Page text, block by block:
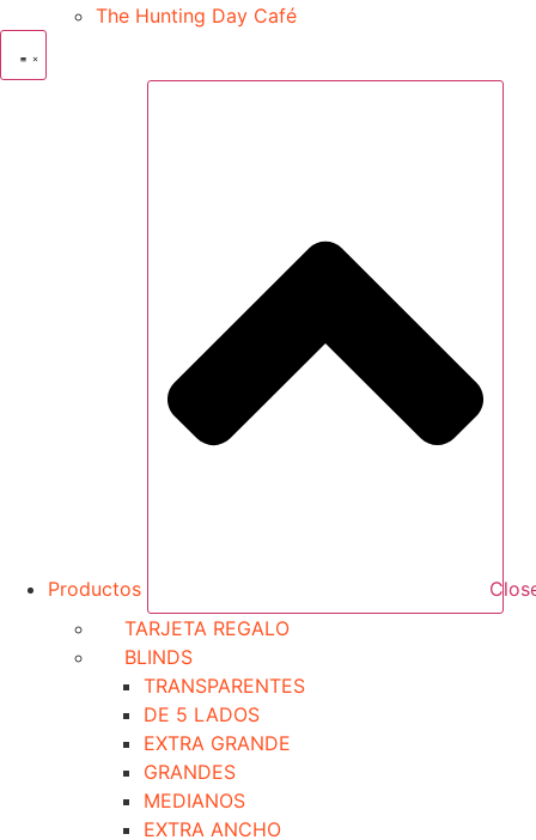
The Hunting Day Café
Productos
TARJETA REGALO
BLINDS
TRANSPARENTES
DE 5 LADOS
EXTRA GRANDE
GRANDES
MEDIANOS
EXTRA ANCHO